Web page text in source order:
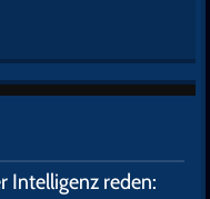
Intelligenz reden: